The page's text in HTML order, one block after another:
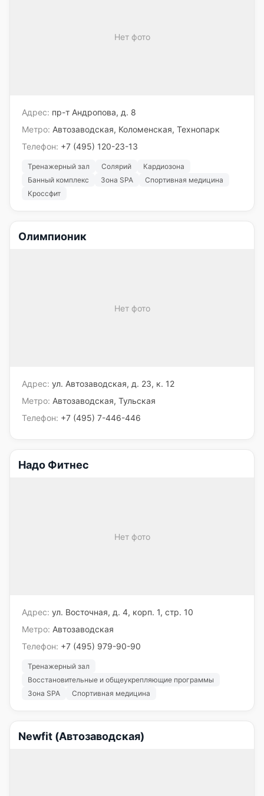
Нет фото
Адрес: пр-т Андропова, д. 8
Метро: Автозаводская, Коломенская, Технопарк
Телефон: +7 (495) 120-23-13
Тренажерный зал Солярий
Кардиозона
Банный комплекс
Зона SPA
Спортивная медицина
Кроссфит
Олимпионик
Нет фото
Адрес: ул. Автозаводская, д. 23, к. 12
Метро: Автозаводская, Тульская
Телефон: +7 (495) 7-446-446
Надо Фитнес
Нет фото
Адрес: ул. Восточная, д. 4, корп. 1, стр. 10
Метро: Автозаводская
Телефон: +7 (495) 979-90-90
Тренажерный зал
Восстановительные и общеукрепляющие программы
Зона SPA
Спортивная медицина
Newfit (Автозаводская)